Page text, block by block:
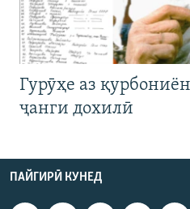
Гурӯҳе аз
ҷанги дохилӣ
ПАЙГИРӢ КУНЕД